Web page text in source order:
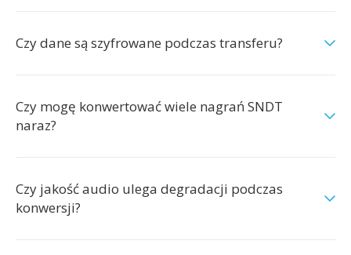
Czy dane są szyfrowane podczas transferu?
Czy mogę konwertować wiele nagrań SNDT
naraz?
Czy jakość audio ulega degradacji podczas
konwersji?